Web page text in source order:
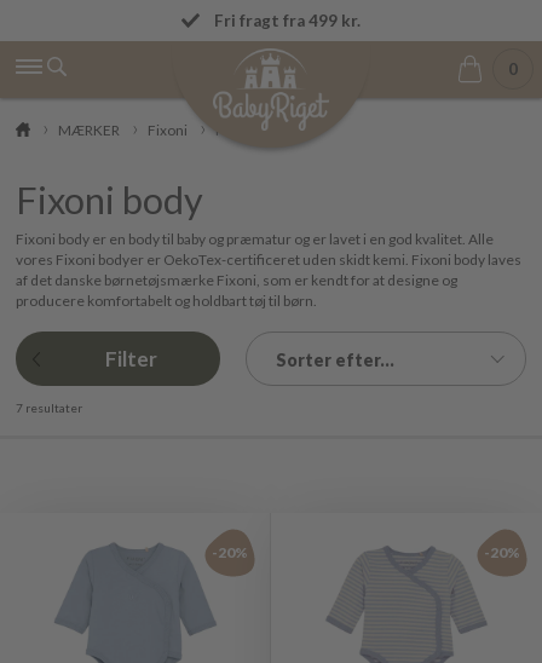
0
MÆRKER Fixoni Fixoni body
Fixoni body
Fixoni body er en body til baby og præmatur og er lavet i en god kvalitet. Alle
vores Fixoni bodyer er OekoTex-certificeret uden skidt kemi. Fixoni body laves
af det danske børnetøjsmærke Fixoni, som er kendt for at designe og
producere komfortabelt og holdbart tøj til børn.
Filter Sorter efter...
7 resultater
-20% -20%